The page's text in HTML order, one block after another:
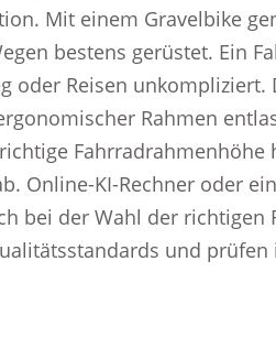
Mit einem Gravelbike
bestens gerüstet. Ein
oder Reisen unkompliziert.
Rahmen
Fahrradrahmenhöhe
Online-KI-Rechner oder
bei der Wahl der richtigen
und prüfen